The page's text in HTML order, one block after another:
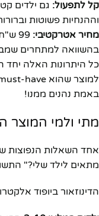
קל לתפעול: גם ילדים
וההנחיות פשוטות
מחיר אטרקטיבי:
99
בהשוואה למתחרים
כל היתרונות האלה יחד
באמת נהנים ממנו!
מתי ולמי המוצר
אחד השאלות הנפוצות
מתאים לילד שלי?"
הדינוזאור ביופוד